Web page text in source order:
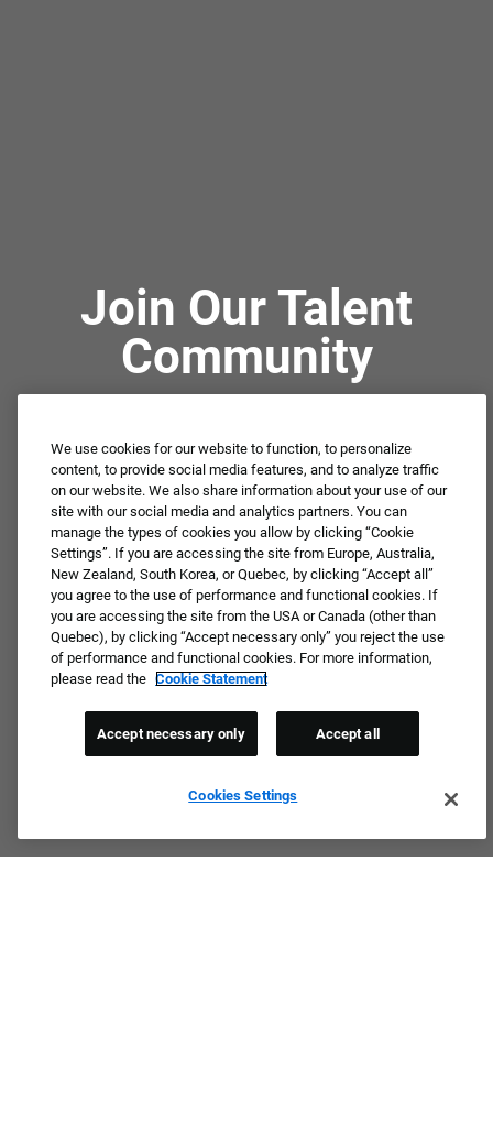
Join Our Talent
Community
Not ready to apply or dream job not available?
Connect with us for periodic updates about career
opportunities!
JOIN OUR TALENT COMMUNITY ❯
We use cookies for our website to function, to personalize
content, to provide social media features, and to analyze traffic
on our website. We also share information about your use of our
site with our social media and analytics partners. You can
manage the types of cookies you allow by clicking “Cookie
Settings”. If you are accessing the site from Europe, Australia,
New Zealand, South Korea, or Quebec, by clicking “Accept all”
you agree to the use of performance and functional cookies. If
you are accessing the site from the USA or Canada (other than
Quebec), by clicking “Accept necessary only” you reject the use
of performance and functional cookies. For more information,
please read the Cookie Statement
Cookies Settings
Accept necessary only Accept all